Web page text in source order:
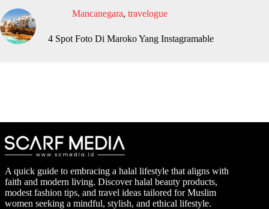
Mancanegara, travelogue
4 Spot Foto Di Maroko Yang Instagramable
A quick guide to embracing a halal lifestyle that aligns with
faith and modern living. Discover halal beauty products,
modest fashion tips, and travel ideas tailored for Muslim
women seeking a mindful, stylish, and ethical lifestyle.